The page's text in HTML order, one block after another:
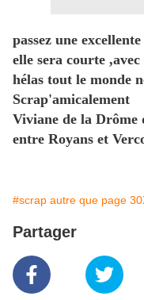
passez une
elle sera courte
hélas tout le monde
Scrap'amicalement
Viviane de la Drôme
entre Royans et
#scrap autre que page
Partager